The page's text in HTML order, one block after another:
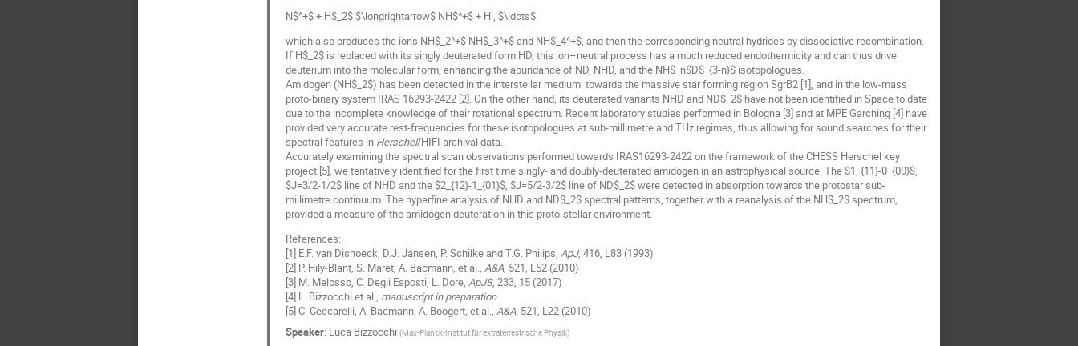
N$^+$ + H$_2$ $\longrightarrow$ NH$^+$ + H , $\ldots$
which also produces the ions NH$_2^+$ NH$_3^+$ and NH$_4^+$, and then the corresponding neutral hydrides by dissociative recombination.
If H$_2$ is replaced with its singly deuterated form HD, this ion–neutral process has a much reduced endothermicity and can thus drive
deuterium into the molecular form, enhancing the abundance of ND, NHD, and the NH$_n$D$_{3-n}$ isotopologues.
Amidogen (NH$_2$) has been detected in the interstellar medium: towards the massive star forming region SgrB2 [1], and in the low-mass
proto-binary system IRAS 16293-2422 [2]. On the other hand, its deuterated variants NHD and ND$_2$ have not been identified in Space to date
due to the incomplete knowledge of their rotational spectrum. Recent laboratory studies performed in Bologna [3] and at MPE Garching [4] have
provided very accurate rest-frequencies for these isotopologues at sub-millimetre and THz regimes, thus allowing for sound searches for their
spectral features in Herschel/HIFI archival data.
Accurately examining the spectral scan observations performed towards IRAS16293-2422 on the framework of the CHESS Herschel key
project [5], we tentatively identified for the first time singly- and doubly-deuterated amidogen in an astrophysical source. The $1_{11}-0_{00}$,
$J=3/2-1/2$ line of NHD and the $2_{12}-1_{01}$, $J=5/2-3/2$ line of ND$_2$ were detected in absorption towards the protostar sub-
millimetre continuum. The hyperfine analysis of NHD and ND$_2$ spectral patterns, together with a reanalysis of the NH$_2$ spectrum,
provided a measure of the amidogen deuteration in this proto-stellar environment.
References:
[1] E.F. van Dishoeck, D.J. Jansen, P. Schilke and T.G. Philips, ApJ, 416, L83 (1993)
[2] P. Hily-Blant, S. Maret, A. Bacmann, et al., A&A, 521, L52 (2010)
[3] M. Melosso, C. Degli Esposti, L. Dore, ApJS, 233, 15 (2017)
[4] L. Bizzocchi et al., manuscript in preparation
[5] C. Ceccarelli, A. Bacmann, A. Boogert, et al., A&A, 521, L22 (2010)
Speaker: Luca Bizzocchi (Max-Planck-Institut für extraterrestrische Physik)